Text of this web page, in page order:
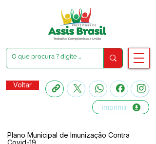
Voltar
Imprimir
Plano Municipal de Imunização Contra
Covid-19